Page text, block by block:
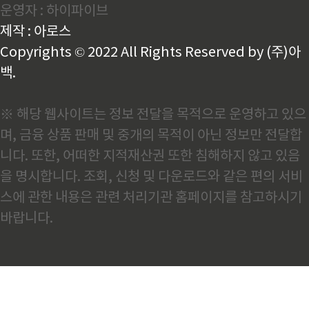
제 경험상 이건 이미 낡은 인식입니다.AI 스마트 제조로
달라진 중국 철강의 현주소중국철강공업협회(CISA)가
최근 발표한 자료를 보면 2025년 한 해에만 '세계 최
초'로 분류되는..
운영자 : 하이파이브
제작 : 아로스
Copyrights © 2022 All Rights Reserved by (주)아
백.
※ 해당 웹사이트는 정보 전달을 목적으로 운영하고 있으
며, 금융 상품 판매 및 중개의 목적이 아닌 정보만 전달합
니다. 또한, 어떠한 지적재산권 또한 침해하지 않고 있음
을 명시합니다. 조회, 신청 및 다운로드와 같은 편의 서비
스에 관한 내용은 관련 처리기관 홈페이지를 참고하시기
바랍니다.